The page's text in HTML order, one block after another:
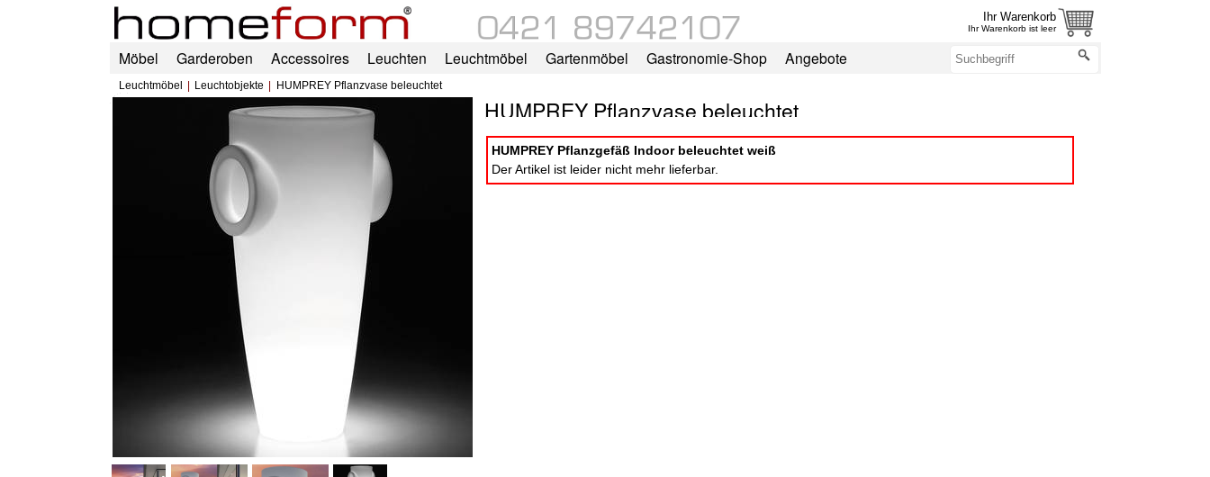
Ihr Warenkorb
Ihr Warenkorb ist leer
Möbel Garderoben Accessoires Leuchten Leuchtmöbel Gartenmöbel Gastronomie-Shop Angebote
Leuchtmöbel Leuchtobjekte HUMPREY Pflanzvase beleuchtet
HUMPREY Pflanzvase beleuchtet
HUMPREY Pflanzgefäß Indoor beleuchtet weiß
Der Artikel ist leider nicht mehr lieferbar.